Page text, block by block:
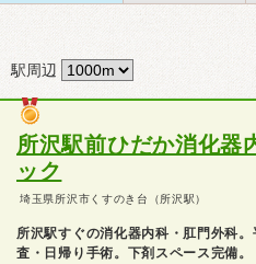
駅周辺
所沢駅前ひだか消化器
ック
埼玉県所沢市くすのき台（所沢駅）
所沢駅すぐの消化器内科・肛門外科
査・日帰り手術。下剤スペース完備。